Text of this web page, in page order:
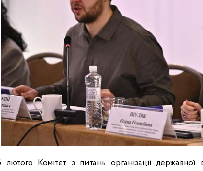
лютого Комітет з питань організації